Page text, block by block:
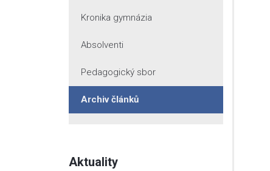
Kronika gymnázia
Absolventi
Pedagogický sbor
Archiv článků
Aktuality